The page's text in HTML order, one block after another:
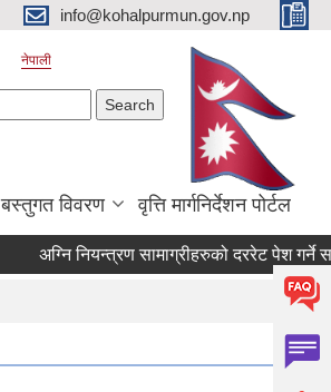
info@kohalpurmun.gov.np
नेपाली
बस्तुगत विवरण वृत्ति मार्गनिर्देशन पोर्टल